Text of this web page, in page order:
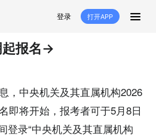
登录 打开APP
延边特色 广传
政协 县市
起报名→
，中央机关及其直属机构2026
即将开始，报考者可于5月8日
登录“中央机关及其直属机构